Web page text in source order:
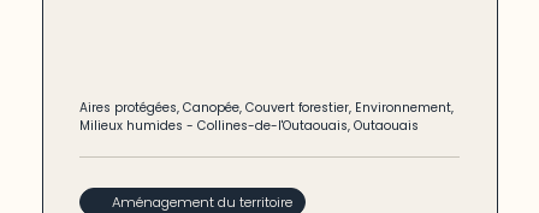
Aires protégées,Canopée,Couvert forestier, Environnement,
Milieux humides -Collines-de-l'Outaouais,Outaouais
Aménagement du territoire